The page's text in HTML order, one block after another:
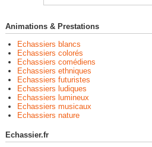
Animations & Prestations
Echassiers blancs
Echassiers colorés
Echassiers comédiens
Echassiers ethniques
Echassiers futuristes
Echassiers ludiques
Echassiers lumineux
Echassiers musicaux
Echassiers nature
Echassier.fr